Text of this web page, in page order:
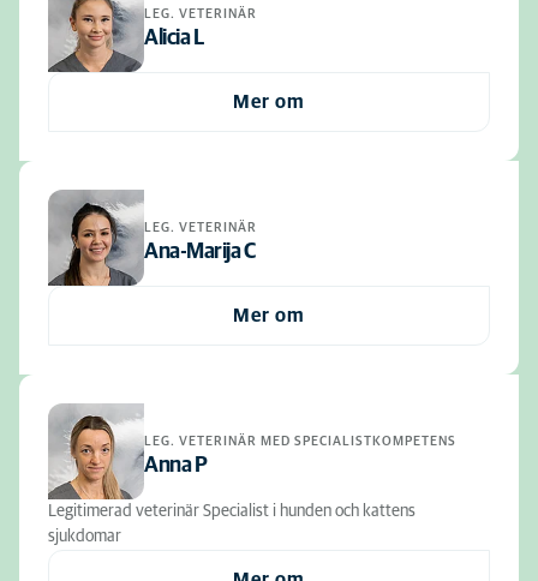
LEG. VETERINÄR
Alicia L
Mer om
LEG. VETERINÄR
Ana-Marija C
Mer om
LEG. VETERINÄR MED SPECIALISTKOMPETENS
Anna P
Legitimerad veterinär Specialist i hunden och kattens
sjukdomar